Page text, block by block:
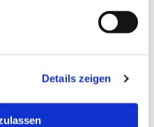
Details zeigen